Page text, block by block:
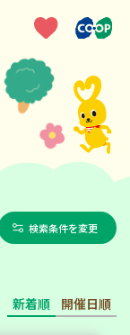
検索条件を変更
新着順 開催日順